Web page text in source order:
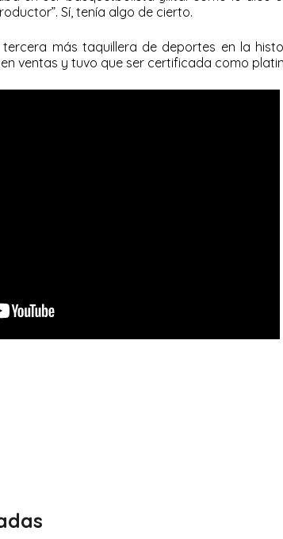
Sí, tenía algo de cierto.
más taquillera de deportes en la
ventas y tuvo que ser certificada como